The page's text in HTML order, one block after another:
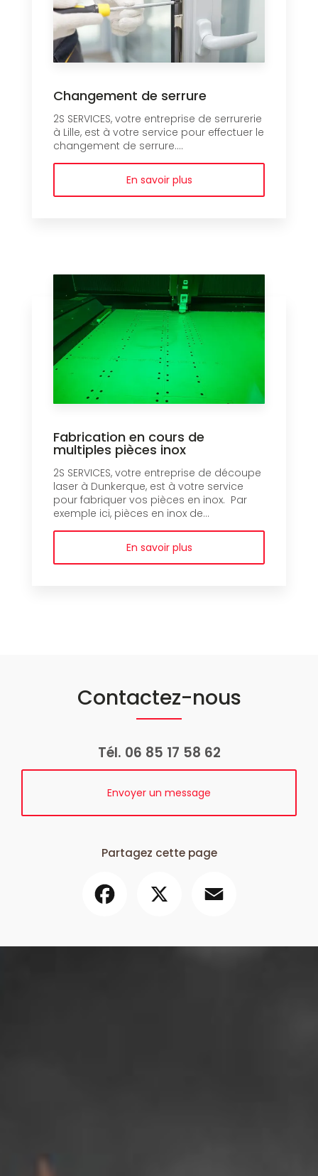
Changement de serrure
2S SERVICES, votre entreprise de serrurerie
à Lille, est à votre service pour effectuer le
changement de serrure....
En savoir plus
Fabrication en cours de
multiples pièces inox
2S SERVICES, votre entreprise de découpe
laser à Dunkerque, est à votre service
pour fabriquer vos pièces en inox. Par
exemple ici, pièces en inox de...
En savoir plus
Contactez-nous
Tél. 06 85 17 58 62
Envoyer un message
Partagez cette page